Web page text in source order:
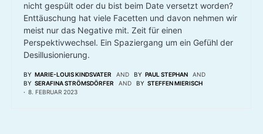
nicht gespült oder du bist beim Date versetzt worden?
Enttäuschung hat viele Facetten und davon nehmen wir
meist nur das Negative mit. Zeit für einen
Perspektivwechsel. Ein Spaziergang um ein Gefühl der
Desillusionierung.
BY MARIE-LOUIS KINDSVATER AND BY PAUL STEPHAN
AND
BY SERAFINA STRÖMSDÖRFER AND BY STEFFEN MIERISCH
8. FEBRUAR 2023